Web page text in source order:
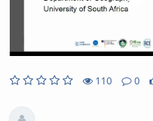
110
views
0
Kommentare
likes
favorites